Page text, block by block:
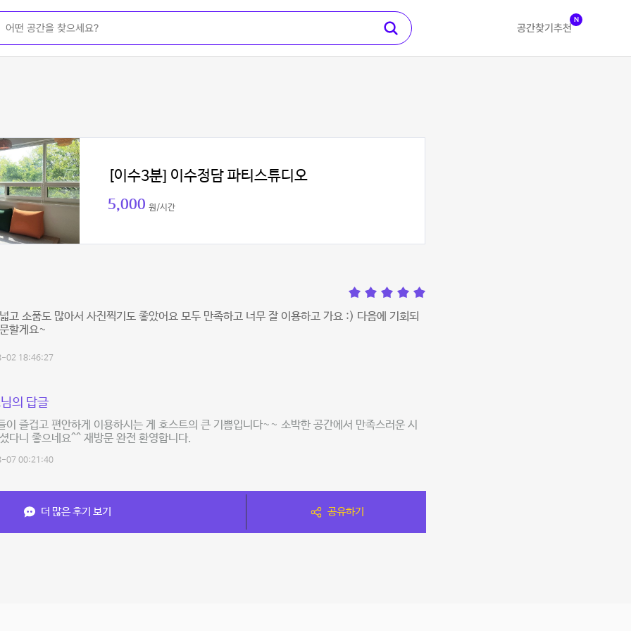
공간찾기 추천
N
[이수3분] 이수정담 파티스튜디오
5,000 원/시간
고 소품도 많아서 사진찍기도 좋았어요 모두 만족하고 너무 잘 이용하고 가요 :) 다음에 기회되
할게요~
02 18:46:27
의 답글
이 즐겁고 편안하게 이용하시는 게 호스트의 큰 기쁨입니다~~ 소박한 공간에서 만족스러운 시
다니 좋으네요^^ 재방문 완전 환영합니다.
07 00:21:40
더 많은 후기 보기 공유하기